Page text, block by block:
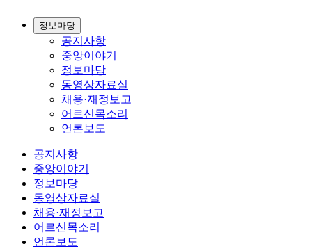
정보마당
공지사항
중앙이야기
정보마당
동영상자료실
채용·재정보고
어르신목소리
언론보도
공지사항
중앙이야기
정보마당
동영상자료실
채용·재정보고
어르신목소리
언론보도